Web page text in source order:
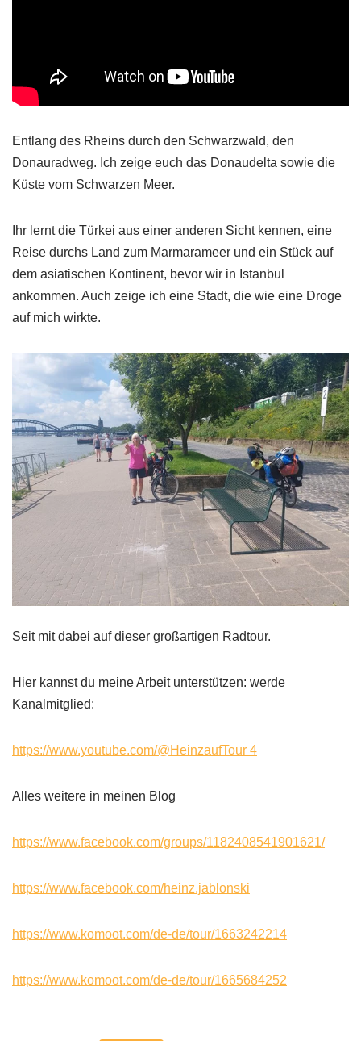
Entlang des Rheins durch den Schwarzwald, den
Donauradweg. Ich zeige euch das Donaudelta sowie die
Küste vom Schwarzen Meer.
Ihr lernt die Türkei aus einer anderen Sicht kennen, eine
Reise durchs Land zum Marmarameer und ein Stück auf
dem asiatischen Kontinent, bevor wir in Istanbul
ankommen. Auch zeige ich eine Stadt, die wie eine Droge
auf mich wirkte.
Seit mit dabei auf dieser großartigen Radtour.
Hier kannst du meine Arbeit unterstützen: werde
Kanalmitglied:
https://www.youtube.com/@HeinzaufTour 4
Alles weitere in meinen Blog
https://www.facebook.com/groups/1182408541901621/
https://www.facebook.com/heinz.jablonski
https://www.komoot.com/de-de/tour/1663242214
https://www.komoot.com/de-de/tour/1665684252